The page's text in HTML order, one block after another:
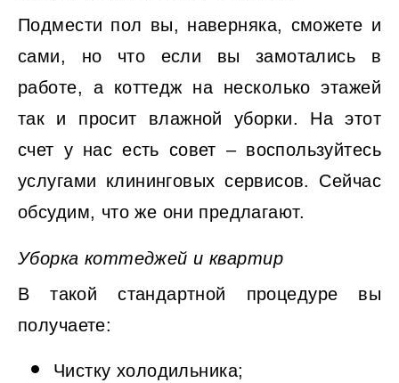
Подмести пол вы, наверняка, сможете и
сами, но что если вы замотались в
работе, а коттедж на несколько этажей
так и просит влажной уборки. На этот
счет у нас есть совет – воспользуйтесь
услугами клининговых сервисов. Сейчас
обсудим, что же они предлагают.
Уборка коттеджей и квартир
В такой стандартной процедуре вы
получаете:
Чистку холодильника;